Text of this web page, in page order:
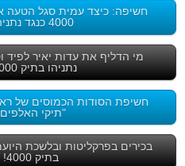
חשיפה: כיצד עמית סגל הטעה
4000 כנגד נתניהו! - לחץ כאן
מי הדליף את עדות יאיר לפיד
נתניהו בתיק 1000? - לחץ כאן
חשיפת הסודות הכמוסים של
"תיקי
בכירים בפרקליטות ובלשכת
בתיק 4000! - לחץ כאן